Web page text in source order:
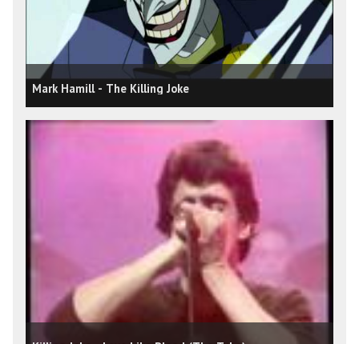
Mark Hamill - The Killing Joke